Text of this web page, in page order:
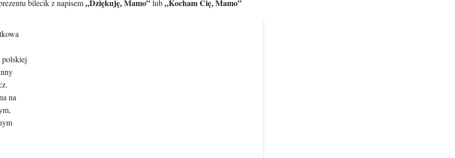
bilecik z napisem„Dziękuję, Mamo”lub„Kocham Cię, Mamo”
polskiej
na